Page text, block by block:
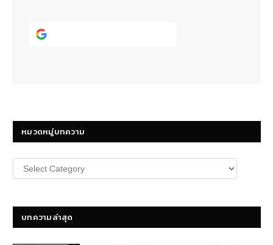
หมวดหมู่บทความ
หมวด
หมู่
บทความล่าสุด